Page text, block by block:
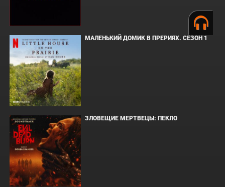
МАЛЕНЬКИЙ ДОМИК В ПРЕРИЯХ. СЕЗОН 1
ЗЛОВЕЩИЕ МЕРТВЕЦЫ: ПЕКЛО